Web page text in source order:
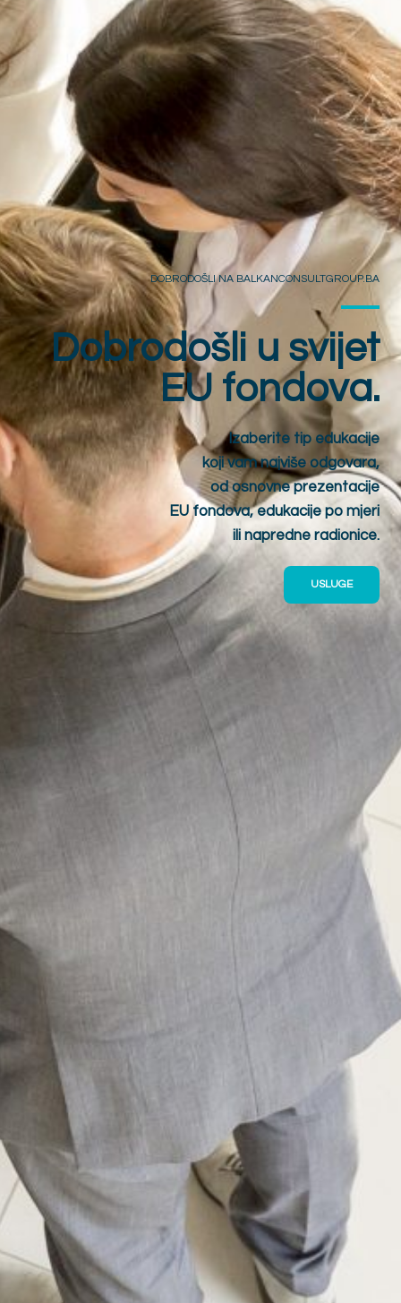
DOBRODOŠLI NA BALKANCONSULTGROUP.BA
Dobrodošli u svijet
EU fondova.
Izaberite tip edukacije
koji vam najviše odgovara,
od osnovne prezentacije
EU fondova, edukacije po mjeri
ili napredne radionice.
USLUGE